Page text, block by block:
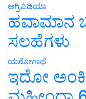
ಅಗ್ರಿಪಿಡಿಯಾ
ಹವಾಮಾನ
ಸಲಹೆಗಳು
ಯಶೋಗಾಥೆ
ಇದೋ